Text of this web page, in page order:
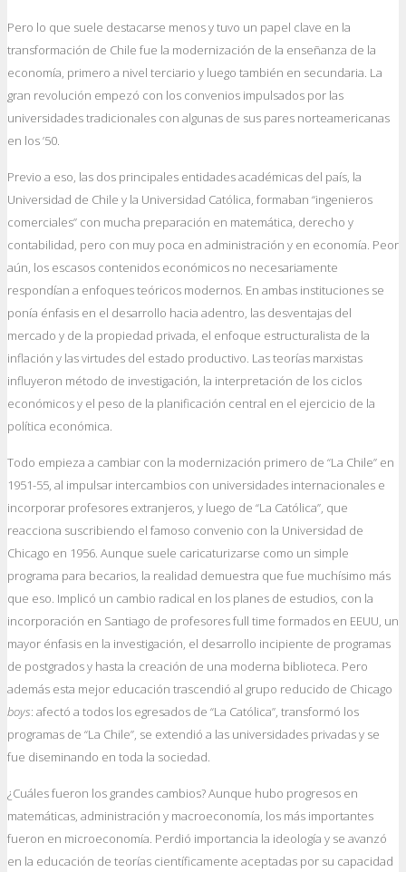
Pero lo que suele destacarse menos y tuvo un papel clave en la
transformación de Chile fue la modernización de la enseñanza de la
economía, primero a nivel terciario y luego también en secundaria. La
gran revolución empezó con los convenios impulsados por las
universidades tradicionales con algunas de sus pares norteamericanas
en los ’50.
Previo a eso, las dos principales entidades académicas del país, la
Universidad de Chile y la Universidad Católica, formaban “ingenieros
comerciales” con mucha preparación en matemática, derecho y
contabilidad, pero con muy poca en administración y en economía. Peor
aún, los escasos contenidos económicos no necesariamente
respondían a enfoques teóricos modernos. En ambas instituciones se
ponía énfasis en el desarrollo hacia adentro, las desventajas del
mercado y de la propiedad privada, el enfoque estructuralista de la
inflación y las virtudes del estado productivo. Las teorías marxistas
influyeron método de investigación, la interpretación de los ciclos
económicos y el peso de la planificación central en el ejercicio de la
política económica.
Todo empieza a cambiar con la modernización primero de “La Chile” en
1951-55, al impulsar intercambios con universidades internacionales e
incorporar profesores extranjeros, y luego de “La Católica”, que
reacciona suscribiendo el famoso convenio con la Universidad de
Chicago en 1956. Aunque suele caricaturizarse como un simple
programa para becarios, la realidad demuestra que fue muchísimo más
que eso. Implicó un cambio radical en los planes de estudios, con la
incorporación en Santiago de profesores full time formados en EEUU, un
mayor énfasis en la investigación, el desarrollo incipiente de programas
de postgrados y hasta la creación de una moderna biblioteca. Pero
además esta mejor educación trascendió al grupo reducido de Chicago
boys: afectó a todos los egresados de “La Católica”, transformó los
programas de “La Chile”, se extendió a las universidades privadas y se
fue diseminando en toda la sociedad.
¿Cuáles fueron los grandes cambios? Aunque hubo progresos en
matemáticas, administración y macroeconomía, los más importantes
fueron en microeconomía. Perdió importancia la ideología y se avanzó
en la educación de teorías científicamente aceptadas por su capacidad